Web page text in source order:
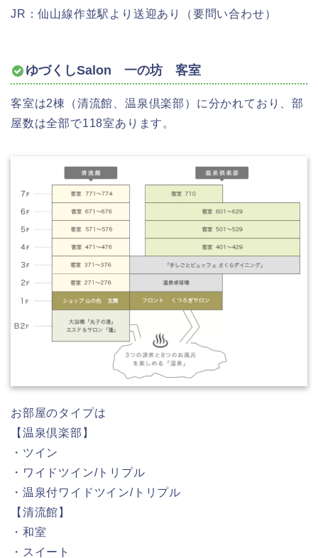
JR：仙山線作並駅より送迎あり（要問い合わせ）
ゆづくしSalon 一の坊 客室
客室は2棟（清流館、温泉倶楽部）に分かれており、部
屋数は全部で118室あります。
お部屋のタイプは
【温泉倶楽部】
・ツイン
・ワイドツイン/トリプル
・温泉付ワイドツイン/トリプル
【清流館】
・和室
・スイート